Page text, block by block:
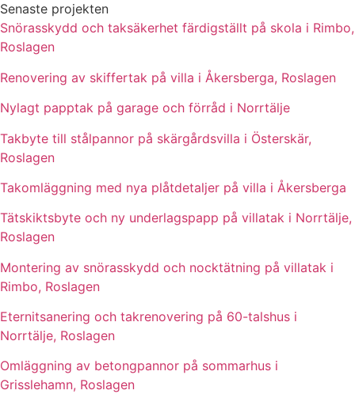
Senaste projekten
Snörasskydd och taksäkerhet färdigställt på skola i Rimbo,
Roslagen
Renovering av skiffertak på villa i Åkersberga, Roslagen
Nylagt papptak på garage och förråd i Norrtälje
Takbyte till stålpannor på skärgårdsvilla i Österskär,
Roslagen
Takomläggning med nya plåtdetaljer på villa i Åkersberga
Tätskiktsbyte och ny underlagspapp på villatak i Norrtälje,
Roslagen
Montering av snörasskydd och nocktätning på villatak i
Rimbo, Roslagen
Eternitsanering och takrenovering på 60-talshus i
Norrtälje, Roslagen
Omläggning av betongpannor på sommarhus i
Grisslehamn, Roslagen